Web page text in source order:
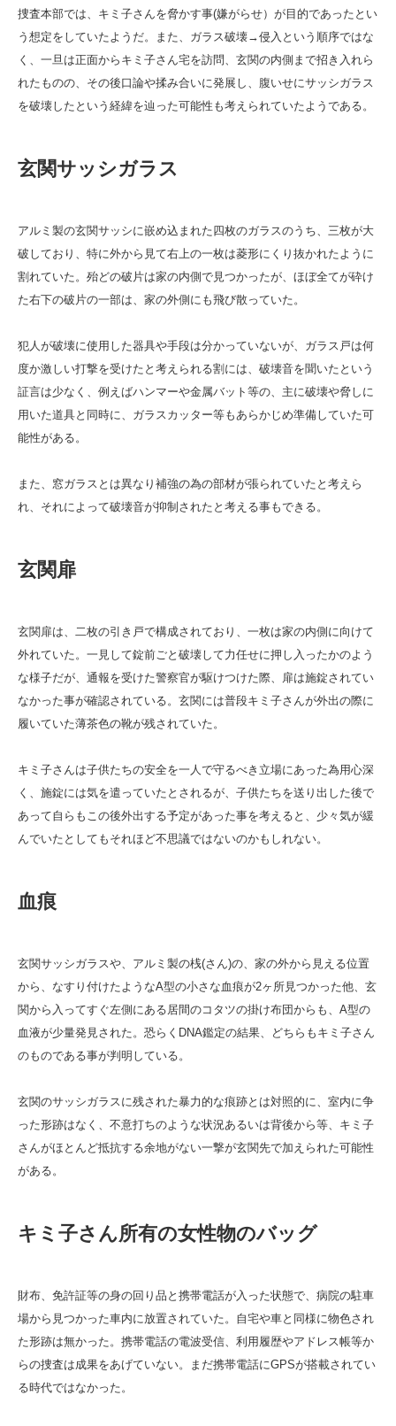
捜査本部では、キミ子さんを脅かす事(嫌がらせ）が目的であったとい
う想定をしていたようだ。また、ガラス破壊→侵入という順序ではな
く、一旦は正面からキミ子さん宅を訪問、玄関の内側まで招き入れら
れたものの、その後口論や揉み合いに発展し、腹いせにサッシガラス
を破壊したという経緯を辿った可能性も考えられていたようである。
玄関サッシガラス
アルミ製の玄関サッシに嵌め込まれた四枚のガラスのうち、三枚が大
破しており、特に外から見て右上の一枚は菱形にくり抜かれたように
割れていた。殆どの破片は家の内側で見つかったが、ほぼ全てが砕け
た右下の破片の一部は、家の外側にも飛び散っていた。
犯人が破壊に使用した器具や手段は分かっていないが、ガラス戸は何
度か激しい打撃を受けたと考えられる割には、破壊音を聞いたという
証言は少なく、例えばハンマーや金属バット等の、主に破壊や脅しに
用いた道具と同時に、ガラスカッター等もあらかじめ準備していた可
能性がある。
また、窓ガラスとは異なり補強の為の部材が張られていたと考えら
れ、それによって破壊音が抑制されたと考える事もできる。
玄関扉
玄関扉は、二枚の引き戸で構成されており、一枚は家の内側に向けて
外れていた。一見して錠前ごと破壊して力任せに押し入ったかのよう
な様子だが、通報を受けた警察官が駆けつけた際、扉は施錠されてい
なかった事が確認されている。玄関には普段キミ子さんが外出の際に
履いていた薄茶色の靴が残されていた。
キミ子さんは子供たちの安全を一人で守るべき立場にあった為用心深
く、施錠には気を遣っていたとされるが、子供たちを送り出した後で
あって自らもこの後外出する予定があった事を考えると、少々気が緩
んでいたとしてもそれほど不思議ではないのかもしれない。
血痕
玄関サッシガラスや、アルミ製の桟(さん)の、家の外から見える位置
から、なすり付けたようなA型の小さな血痕が2ヶ所見つかった他、玄
関から入ってすぐ左側にある居間のコタツの掛け布団からも、A型の
血液が少量発見された。恐らくDNA鑑定の結果、どちらもキミ子さん
のものである事が判明している。
玄関のサッシガラスに残された暴力的な痕跡とは対照的に、室内に争
った形跡はなく、不意打ちのような状況あるいは背後から等、キミ子
さんがほとんど抵抗する余地がない一撃が玄関先で加えられた可能性
がある。
キミ子さん所有の女性物のバッグ
財布、免許証等の身の回り品と携帯電話が入った状態で、病院の駐車
場から見つかった車内に放置されていた。自宅や車と同様に物色され
た形跡は無かった。携帯電話の電波受信、利用履歴やアドレス帳等か
らの捜査は成果をあげていない。まだ携帯電話にGPSが搭載されてい
る時代ではなかった。